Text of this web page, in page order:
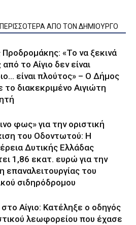
ΠΕΡΙΣΣΟΤΕΡΑ ΑΠΟ ΤΟΝ ΔΗΜΙΟΥΡΓΟ
«Το να ξεκινά
από το Αίγιο δεν είναι
είναι πλούτος» – O Δήμος
το διακεκριμένο Αιγιώτη
φως» για την οριστική
του Οδοντωτού: Η
Δυτικής Ελλάδας
1,86 εκατ. ευρώ για την
επαναλειτουργίας του
σιδηρόδρομου
Αίγιο: Κατέληξε ο οδηγός
λεωφορείου που έχασε